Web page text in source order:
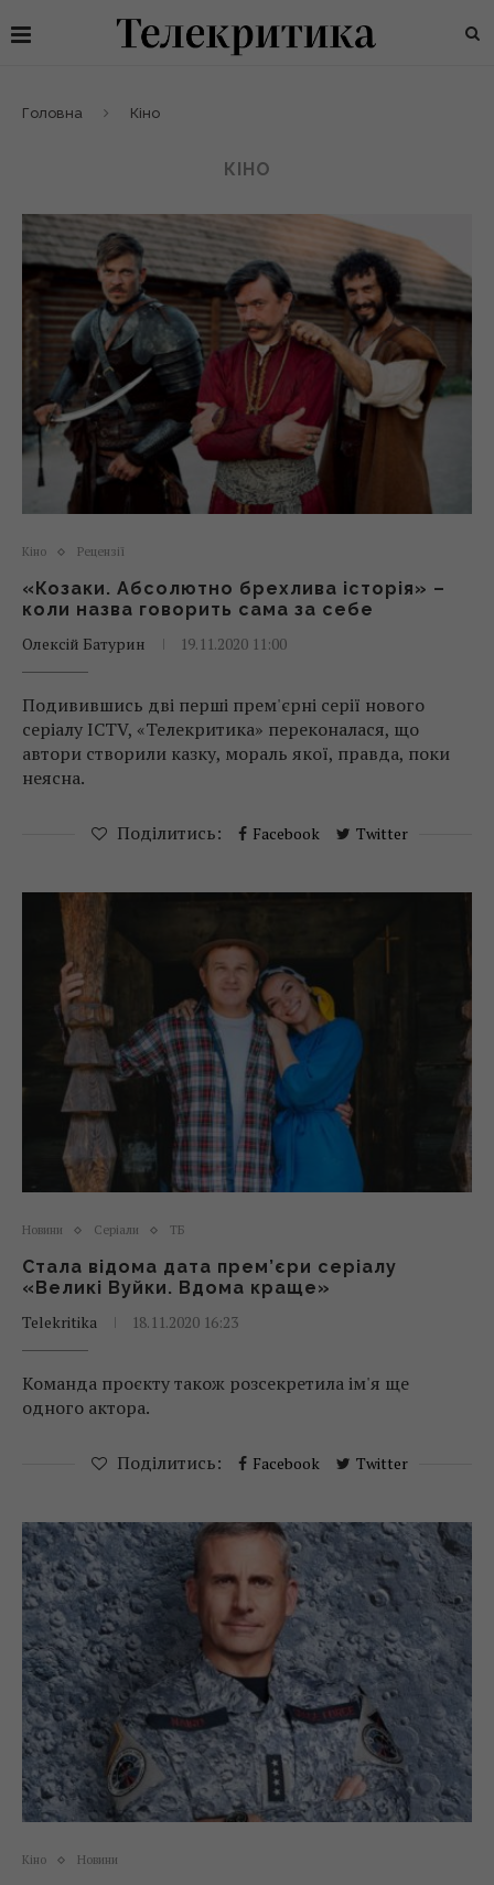
Головна Кіно
КІНО
Кіно Рецензії
«Козаки. Абсолютно брехлива історія» –
коли назва говорить сама за себе
Олексій Батурин
19.11.2020 11:00
Подивившись дві перші прем'єрні серії нового
серіалу ICTV, «Телекритика» переконалася, що
автори створили казку, мораль якої, правда, поки
неясна.
Поділитись: Facebook Twitter
Новини Серіали ТБ
Стала відома дата прем’єри серіалу
«Великі Вуйки. Вдома краще»
Telekritika
18.11.2020 16:23
Команда проєкту також розсекретила ім'я ще
одного актора.
Поділитись: Facebook Twitter
Кіно Новини